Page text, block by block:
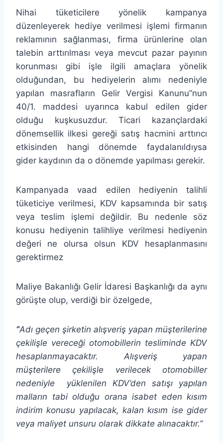
Nihai tüketicilere yönelik kampanya
düzenleyerek hediye verilmesi işlemi firmanın
reklamının sağlanması, firma ürünlerine olan
talebin arttırılması veya mevcut pazar payının
korunması gibi işle ilgili amaçlara yönelik
olduğundan, bu hediyelerin alımı nedeniyle
yapılan masrafların Gelir Vergisi Kanunu”nun
40/1. maddesi uyarınca kabul edilen gider
olduğu kuşkusuzdur. Ticari kazançlardaki
dönemsellik ilkesi gereği satış hacmini arttırıcı
etkisinden hangi dönemde faydalanıldıysa
gider kaydının da o dönemde yapılması gerekir.
Kampanyada vaad edilen hediyenin talihli
tüketiciye verilmesi, KDV kapsamında bir satış
veya teslim işlemi değildir. Bu nedenle söz
konusu hediyenin talihliye verilmesi hediyenin
değeri ne olursa olsun KDV hesaplanmasını
gerektirmez
Maliye Bakanlığı Gelir İdaresi Başkanlığı da aynı
görüşte olup, verdiği bir özelgede,
“Adı geçen şirketin alışveriş yapan müşterilerine
çekilişle vereceği otomobillerin tesliminde KDV
hesaplanmayacaktır. Alışveriş yapan
müşterilere çekilişle verilecek otomobiller
nedeniyle yüklenilen KDV’den satışı yapılan
malların tabi olduğu orana isabet eden kısım
indirim konusu yapılacak, kalan kısım ise gider
veya maliyet unsuru olarak dikkate alınacaktır.”